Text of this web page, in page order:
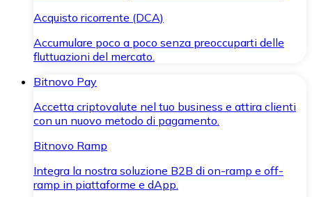
Acquisto ricorrente (DCA)
Accumulare poco a poco senza preoccuparti delle
fluttuazioni del mercato.
Bitnovo Pay
Accetta criptovalute nel tuo business e attira clienti
con un nuovo metodo di pagamento.
Bitnovo Ramp
Integra la nostra soluzione B2B di on-ramp e off-
ramp in piattaforme e dApp.